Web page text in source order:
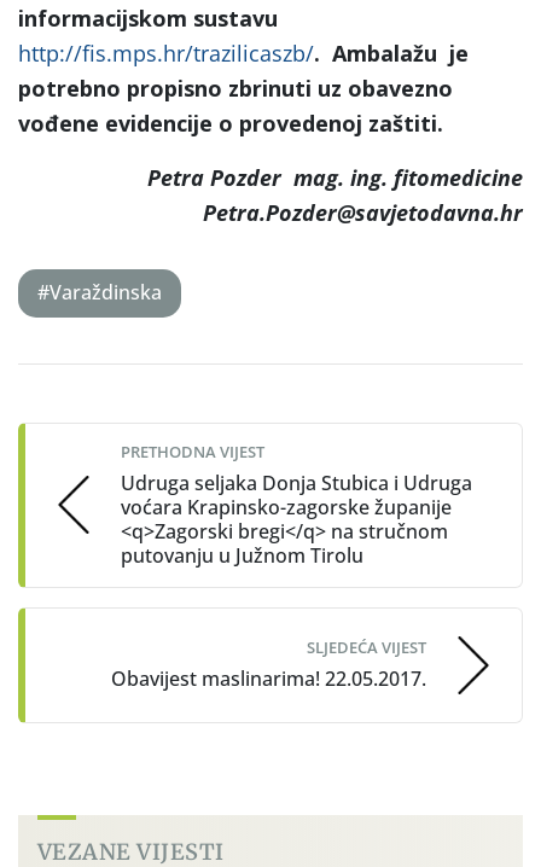
informacijskom sustavu
http://fis.mps.hr/trazilicaszb/. Ambalažu je
potrebno propisno zbrinuti uz obavezno
vođene evidencije o provedenoj zaštiti.
Petra Pozder mag. ing. fitomedicine
Petra.Pozder@savjetodavna.hr
#Varaždinska
navigation
PRETHODNA VIJEST
Udruga seljaka Donja Stubica i Udruga
voćara Krapinsko-zagorske županije
<q>Zagorski bregi</q> na stručnom
putovanju u Južnom Tirolu
SLJEDEĆA VIJEST
Obavijest maslinarima! 22.05.2017.
VEZANE VIJESTI